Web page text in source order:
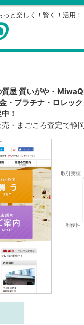
と楽しく！賢く！活用！
質屋 質いがや・
・プラチナ・ロレッ
！
売・まごころ査定で静